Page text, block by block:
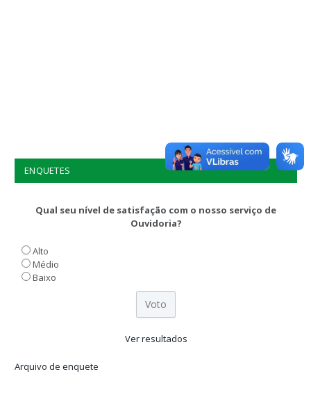
ENQUETES
Qual seu nível de satisfação com o nosso serviço de
Ouvidoria?
Alto
Médio
Baixo
Ver resultados
Arquivo de enquete